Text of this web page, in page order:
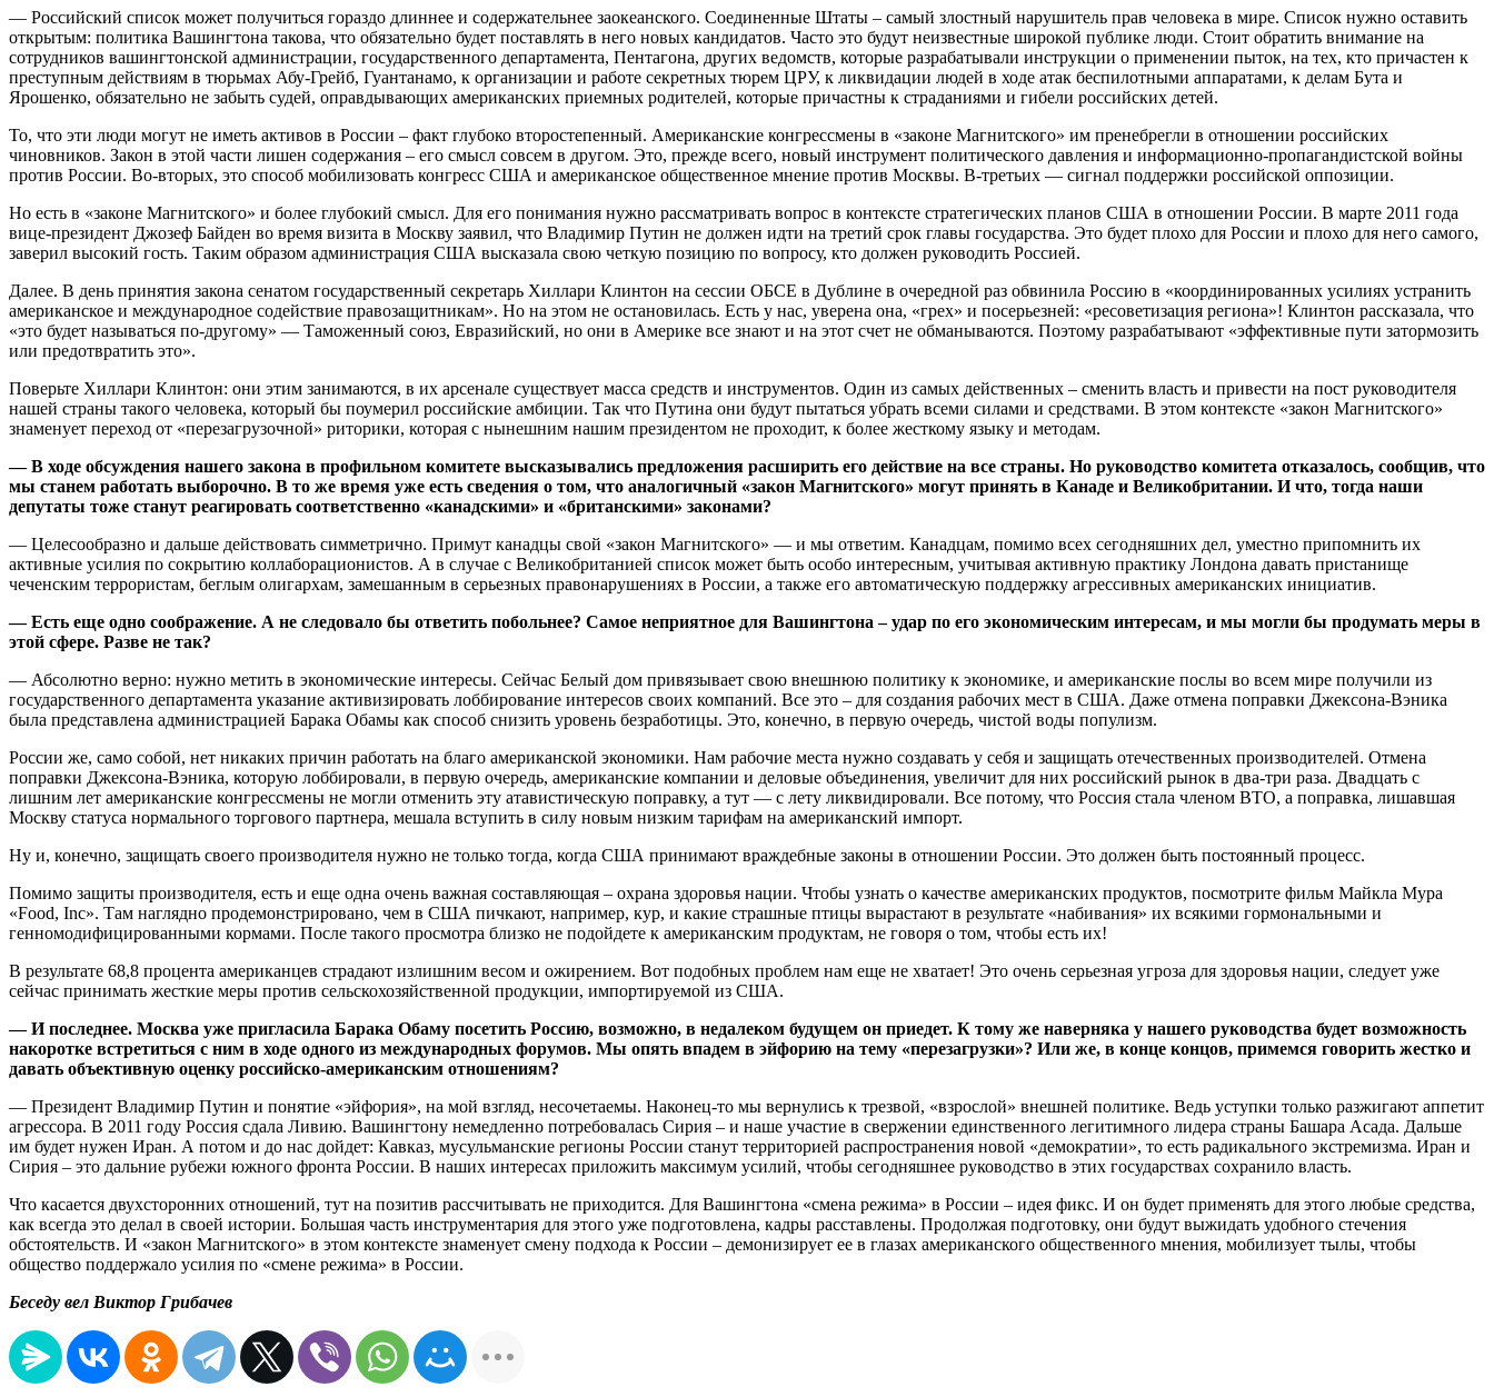
— Российский список может получиться гораздо длиннее и содержательнее заокеанского. Соединенные Штаты – самый злостный нарушитель прав человека в мире. Список нужно оставить
открытым: политика Вашингтона такова, что обязательно будет поставлять в него новых кандидатов. Часто это будут неизвестные широкой публике люди. Стоит обратить внимание на
сотрудников вашингтонской администрации, государственного департамента, Пентагона, других ведомств, которые разрабатывали инструкции о применении пыток, на тех, кто причастен к
преступным действиям в тюрьмах Абу-Грейб, Гуантанамо, к организации и работе секретных тюрем ЦРУ, к ликвидации людей в ходе атак беспилотными аппаратами, к делам Бута и
Ярошенко, обязательно не забыть судей, оправдывающих американских приемных родителей, которые причастны к страданиями и гибели российских детей.
То, что эти люди могут не иметь активов в России – факт глубоко второстепенный. Американские конгрессмены в «законе Магнитского» им пренебрегли в отношении российских
чиновников. Закон в этой части лишен содержания – его смысл совсем в другом. Это, прежде всего, новый инструмент политического давления и информационно-пропагандистской войны
против России. Во-вторых, это способ мобилизовать конгресс США и американское общественное мнение против Москвы. В-третьих — сигнал поддержки российской оппозиции.
Но есть в «законе Магнитского» и более глубокий смысл. Для его понимания нужно рассматривать вопрос в контексте стратегических планов США в отношении России. В марте 2011 года
вице-президент Джозеф Байден во время визита в Москву заявил, что Владимир Путин не должен идти на третий срок главы государства. Это будет плохо для России и плохо для него самого,
заверил высокий гость. Таким образом администрация США высказала свою четкую позицию по вопросу, кто должен руководить Россией.
Далее. В день принятия закона сенатом государственный секретарь Хиллари Клинтон на сессии ОБСЕ в Дублине в очередной раз обвинила Россию в «координированных усилиях устранить
американское и международное содействие правозащитникам». Но на этом не остановилась. Есть у нас, уверена она, «грех» и посерьезней: «ресоветизация региона»! Клинтон рассказала, что
«это будет называться по-другому» — Таможенный союз, Евразийский, но они в Америке все знают и на этот счет не обманываются. Поэтому разрабатывают «эффективные пути затормозить
или предотвратить это».
Поверьте Хиллари Клинтон: они этим занимаются, в их арсенале существует масса средств и инструментов. Один из самых действенных – сменить власть и привести на пост руководителя
нашей страны такого человека, который бы поумерил российские амбиции. Так что Путина они будут пытаться убрать всеми силами и средствами. В этом контексте «закон Магнитского»
знаменует переход от «перезагрузочной» риторики, которая с нынешним нашим президентом не проходит, к более жесткому языку и методам.
— В ходе обсуждения нашего закона в профильном комитете высказывались предложения расширить его действие на все страны. Но руководство комитета отказалось, сообщив, что
мы станем работать выборочно. В то же время уже есть сведения о том, что аналогичный «закон Магнитского» могут принять в Канаде и Великобритании. И что, тогда наши
депутаты тоже станут реагировать соответственно «канадскими» и «британскими» законами?
— Целесообразно и дальше действовать симметрично. Примут канадцы свой «закон Магнитского» — и мы ответим. Канадцам, помимо всех сегодняшних дел, уместно припомнить их
активные усилия по сокрытию коллаборационистов. А в случае с Великобританией список может быть особо интересным, учитывая активную практику Лондона давать пристанище
чеченским террористам, беглым олигархам, замешанным в серьезных правонарушениях в России, а также его автоматическую поддержку агрессивных американских инициатив.
— Есть еще одно соображение. А не следовало бы ответить побольнее? Самое неприятное для Вашингтона – удар по его экономическим интересам, и мы могли бы продумать меры в
этой сфере. Разве не так?
— Абсолютно верно: нужно метить в экономические интересы. Сейчас Белый дом привязывает свою внешнюю политику к экономике, и американские послы во всем мире получили из
государственного департамента указание активизировать лоббирование интересов своих компаний. Все это – для создания рабочих мест в США. Даже отмена поправки Джексона-Вэника
была представлена администрацией Барака Обамы как способ снизить уровень безработицы. Это, конечно, в первую очередь, чистой воды популизм.
России же, само собой, нет никаких причин работать на благо американской экономики. Нам рабочие места нужно создавать у себя и защищать отечественных производителей. Отмена
поправки Джексона-Вэника, которую лоббировали, в первую очередь, американские компании и деловые объединения, увеличит для них российский рынок в два-три раза. Двадцать с
лишним лет американские конгрессмены не могли отменить эту атавистическую поправку, а тут — с лету ликвидировали. Все потому, что Россия стала членом ВТО, а поправка, лишавшая
Москву статуса нормального торгового партнера, мешала вступить в силу новым низким тарифам на американский импорт.
Ну и, конечно, защищать своего производителя нужно не только тогда, когда США принимают враждебные законы в отношении России. Это должен быть постоянный процесс.
Помимо защиты производителя, есть и еще одна очень важная составляющая – охрана здоровья нации. Чтобы узнать о качестве американских продуктов, посмотрите фильм Майкла Мура
«Food, Inc». Там наглядно продемонстрировано, чем в США пичкают, например, кур, и какие страшные птицы вырастают в результате «набивания» их всякими гормональными и
генномодифицированными кормами. После такого просмотра близко не подойдете к американским продуктам, не говоря о том, чтобы есть их!
В результате 68,8 процента американцев страдают излишним весом и ожирением. Вот подобных проблем нам еще не хватает! Это очень серьезная угроза для здоровья нации, следует уже
сейчас принимать жесткие меры против сельскохозяйственной продукции, импортируемой из США.
— И последнее. Москва уже пригласила Барака Обаму посетить Россию, возможно, в недалеком будущем он приедет. К тому же наверняка у нашего руководства будет возможность
накоротке встретиться с ним в ходе одного из международных форумов. Мы опять впадем в эйфорию на тему «перезагрузки»? Или же, в конце концов, примемся говорить жестко и
давать объективную оценку российско-американским отношениям?
— Президент Владимир Путин и понятие «эйфория», на мой взгляд, несочетаемы. Наконец-то мы вернулись к трезвой, «взрослой» внешней политике. Ведь уступки только разжигают аппетит
агрессора. В 2011 году Россия сдала Ливию. Вашингтону немедленно потребовалась Сирия – и наше участие в свержении единственного легитимного лидера страны Башара Асада. Дальше
им будет нужен Иран. А потом и до нас дойдет: Кавказ, мусульманские регионы России станут территорией распространения новой «демократии», то есть радикального экстремизма. Иран и
Сирия – это дальние рубежи южного фронта России. В наших интересах приложить максимум усилий, чтобы сегодняшнее руководство в этих государствах сохранило власть.
Что касается двухсторонних отношений, тут на позитив рассчитывать не приходится. Для Вашингтона «смена режима» в России – идея фикс. И он будет применять для этого любые средства,
как всегда это делал в своей истории. Большая часть инструментария для этого уже подготовлена, кадры расставлены. Продолжая подготовку, они будут выжидать удобного стечения
обстоятельств. И «закон Магнитского» в этом контексте знаменует смену подхода к России – демонизирует ее в глазах американского общественного мнения, мобилизует тылы, чтобы
общество поддержало усилия по «смене режима» в России.
Беседу вел Виктор Грибачев